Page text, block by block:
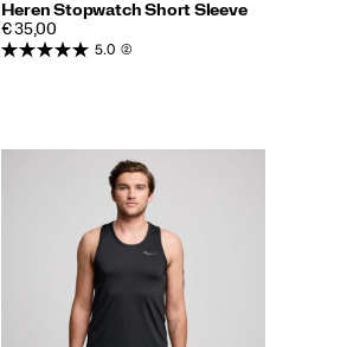
Heren Stopwatch Short Sleeve
PRICE
€ 35,00
5.0 (2)